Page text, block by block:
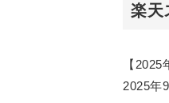
楽天
【2025
2025年